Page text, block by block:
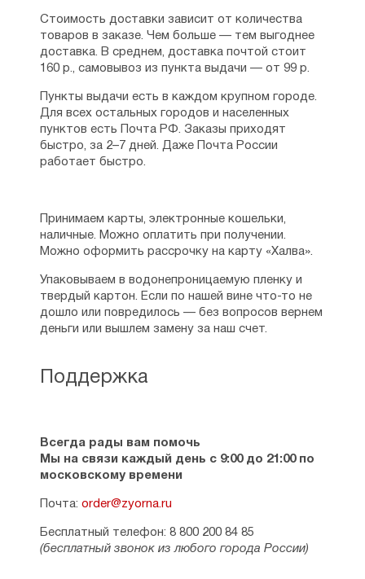
Поддержка
Всегда рады вам помочь
Мы на связи каждый день с 9:00 до 21:00 по
московскому времени
Почта: order@zyorna.ru
Бесплатный телефон: 8 800 200 84 85
(бесплатный звонок из любого города России)
Стоимость доставки зависит от количества
товаров в заказе. Чем больше — тем выгоднее
доставка. В среднем, доставка почтой стоит
160 р., самовывоз из пункта выдачи — от 99 р.
Пункты выдачи есть в каждом крупном городе.
Для всех остальных городов и населенных
пунктов есть Почта РФ. Заказы приходят
быстро, за 2–7 дней. Даже Почта России
работает быстро.
Принимаем карты, электронные кошельки,
наличные. Можно оплатить при получении.
Можно оформить рассрочку на карту «Халва».
Упаковываем в водонепроницаемую пленку и
твердый картон. Если по нашей вине что-то не
дошло или повредилось — без вопросов вернем
деньги или вышлем замену за наш счет.